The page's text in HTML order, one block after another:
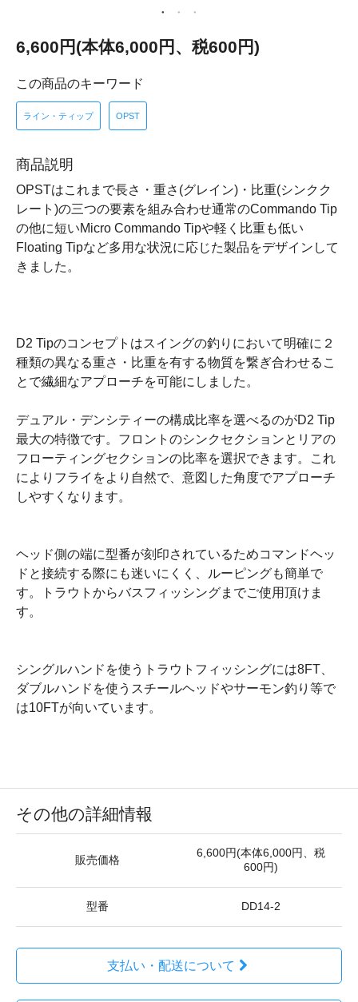
6,600円(本体6,000円、税600円)
この商品のキーワード
ライン・ティップ OPST
商品説明
OPSTはこれまで長さ・重さ(グレイン)・比重(シンクク
レート)の三つの要素を組み合わせ通常のCommando Tip
の他に短いMicro Commando Tipや軽く比重も低い
Floating Tipなど多用な状況に応じた製品をデザインして
きました。
D2 Tipのコンセプトはスイングの釣りにおいて明確に２
種類の異なる重さ・比重を有する物質を繋ぎ合わせるこ
とで繊細なアプローチを可能にしました。
デュアル・デンシティーの構成比率を選べるのがD2 Tip
最大の特徴です。フロントのシンクセクションとリアの
フローティングセクションの比率を選択できます。これ
によりフライをより自然で、意図した角度でアプローチ
しやすくなります。
ヘッド側の端に型番が刻印されているためコマンドヘッ
ドと接続する際にも迷いにくく、ルーピングも簡単で
す。トラウトからバスフィッシングまでご使用頂けま
す。
シングルハンドを使うトラウトフィッシングには8FT、
ダブルハンドを使うスチールヘッドやサーモン釣り等で
は10FTが向いています。
その他の詳細情報
販売価格
6,600円(本体6,000円、税
600円)
型番 DD14-2
支払い・配送について